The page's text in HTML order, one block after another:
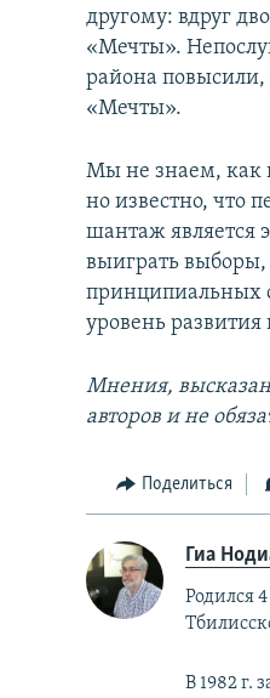
другому: вдруг
«Мечты».
района повысили,
«Мечты».
Мы не знаем, как
но известно, что
шантаж является
выиграть выборы,
принципиальных
уровень развития
Мнения,
авторов и не
Поделиться
Гиа
Родился
В 1982 г.